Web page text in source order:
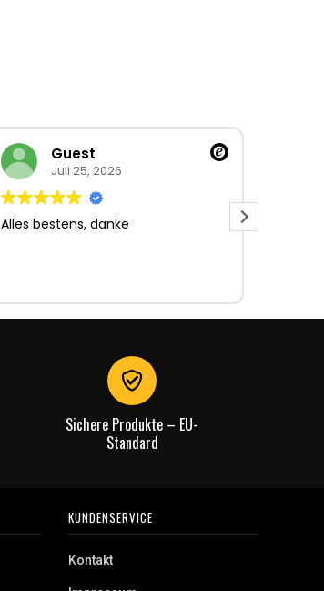
Guest
Juli 25, 2026
Alles bestens, danke
Sichere Produkte – EU-
Standard
KUNDENSERVICE
Kontakt